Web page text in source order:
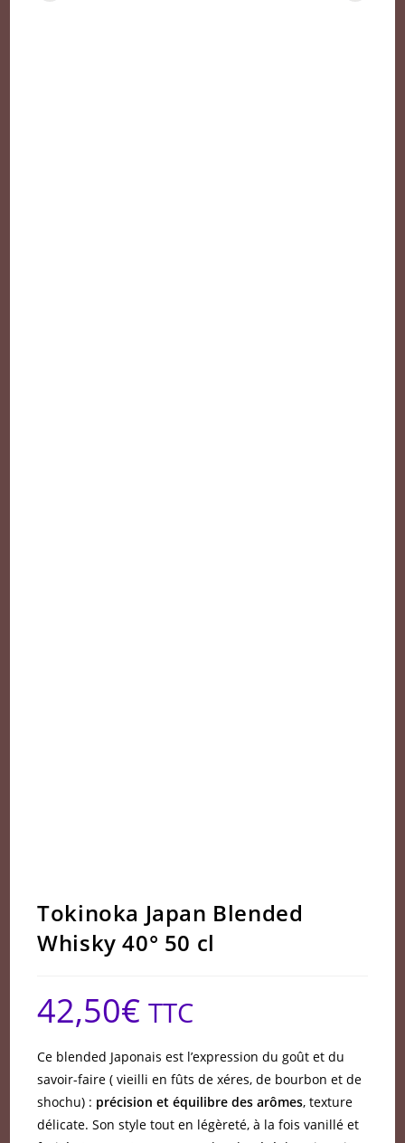
Tokinoka Japan Blended
Whisky 40° 50 cl
42,50€ TTC
Ce blended Japonais est l’expression du goût et du
savoir-faire ( vieilli en fûts de xéres, de bourbon et de
shochu) : précision et équilibre des arômes, texture
délicate. Son style tout en légèreté, à la fois vanillé et